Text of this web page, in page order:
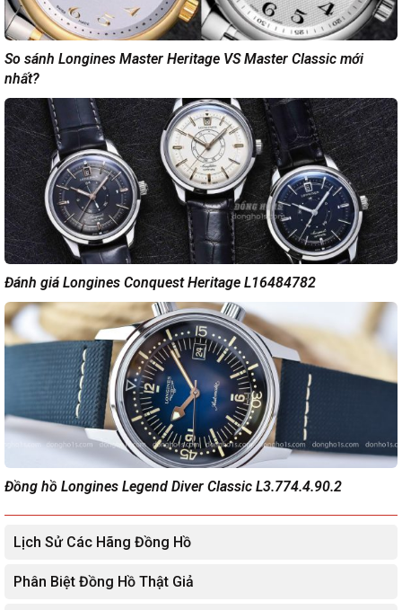
Lịch Sử Các Hãng Đồng Hồ
Phân Biệt Đồng Hồ Thật Giả
So sánh Longines Master Heritage VS Master Classic mới
nhất?
Đánh giá Longines Conquest Heritage L16484782
Đồng hồ Longines Legend Diver Classic L3.774.4.90.2